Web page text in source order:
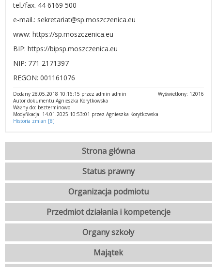
tel./fax. 44 6169 500
e-mail.: sekretariat@sp.moszczenica.eu
www: https://sp.moszczenica.eu
BIP: https://bipsp.moszczenica.eu
NIP: 771 2171397
REGON: 001161076
Wyświetlony: 12016
Dodany 28.05.2018 10:16:15 przez admin admin
Autor dokumentu Agnieszka Korytkowska
Ważny do: bezterminowo
Modyfikacja: 14.01.2025 10:53:01 przez Agnieszka Korytkowska
Historia zmian [8]
Strona główna
Status prawny
Organizacja podmiotu
Przedmiot działania i kompetencje
Organy szkoły
Majątek